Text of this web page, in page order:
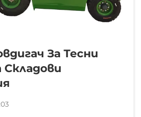
За Тесни
Складови